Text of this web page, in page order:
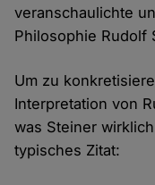
veranschaulichte
Philosophie Rudolf
Um zu
Interpretation von
was Steiner
typisches Zitat: